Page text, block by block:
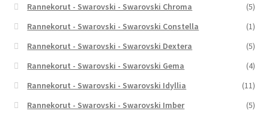
Rannekorut - Swarovski - Swarovski Chroma
(5)
Rannekorut - Swarovski - Swarovski Constella
(1)
Rannekorut - Swarovski - Swarovski Dextera
(5)
Rannekorut - Swarovski - Swarovski Gema
(4)
Rannekorut - Swarovski - Swarovski Idyllia
(11)
Rannekorut - Swarovski - Swarovski Imber
(5)